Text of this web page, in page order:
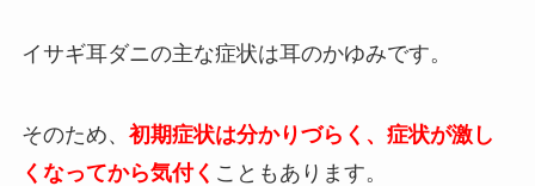
イサギ耳ダニの主な症状は耳のかゆみです。
そのため、 初期症状は分かりづらく、症状が激し
くなってから気付く こともあります。